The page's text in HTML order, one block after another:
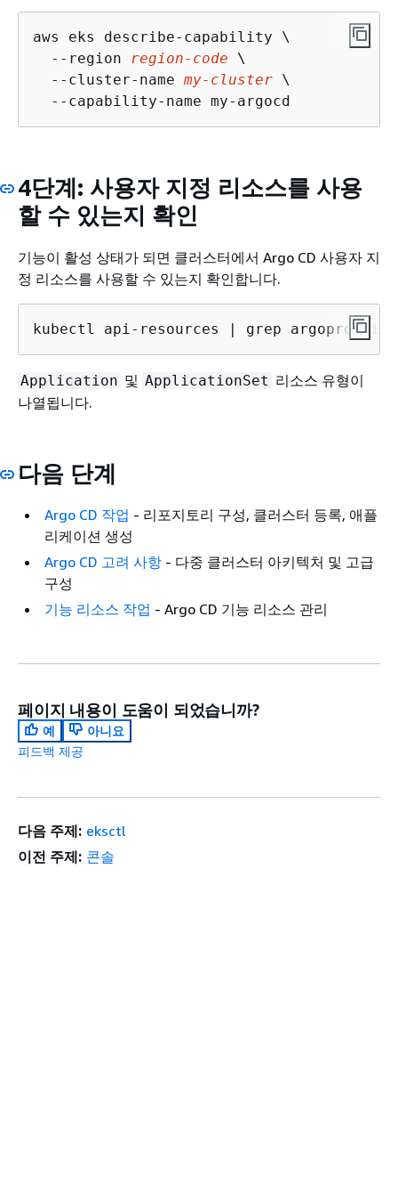
aws eks describe-capability \
  --region
region-code \
  --cluster-name
my-cluster \
  --capability-name my-argocd
4단계: 사용자 지정 리소스를 사용
할 수 있는지 확인
기능이 활성 상태가 되면 클러스터에서 Argo CD 사용자 지
정 리소스를 사용할 수 있는지 확인합니다.
kubectl api-resources | grep argoproj.io
Application 및 ApplicationSet 리소스 유형이
나열됩니다.
다음 단계
Argo CD 작업 - 리포지토리 구성, 클러스터 등록, 애플
리케이션 생성
Argo CD 고려 사항 - 다중 클러스터 아키텍처 및 고급
구성
기능 리소스 작업 - Argo CD 기능 리소스 관리
페이지 내용이 도움이 되었습니까?
예
아니요
피드백 제공
다음 주제: eksctl
이전 주제: 콘솔